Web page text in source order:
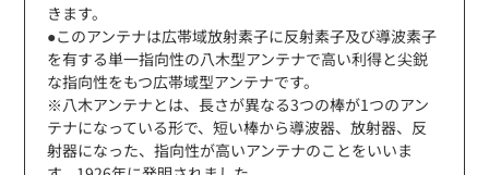
きます。
●このアンテナは広帯域放射素子に反射素子及び導波素子
を有する単一指向性の八木型アンテナで高い利得と尖鋭
な指向性をもつ広帯域型アンテナです。
※八木アンテナとは、長さが異なる3つの棒が1つのアン
テナになっている形で、短い棒から導波器、放射器、反
射器になった、指向性が高いアンテナのことをいいま